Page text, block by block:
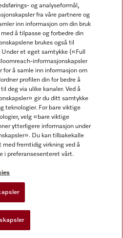
og analyseformål,
fra våre partnere og
inn informasjon om din bruk
å tilpasse og forbedre din
brukes også til
et eget samtykke («Full
informasjonskapsler
for å samle inn informasjon om
profilen din for bedre å
deg via ulike kanaler. Ved å
gir du ditt samtykke
teknologier. For bare viktige
velg «bare viktige
ytterligere informasjon under
Du kan tilbakekalle
fremtidig virkning ved å
i preferansesenteret vårt.